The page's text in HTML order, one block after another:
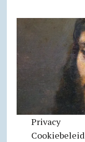
Privacy
Cookiebeleid